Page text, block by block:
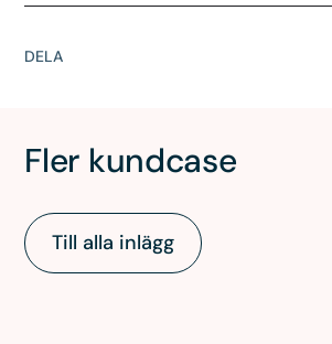
DELA
Fler kundcase
Till alla inlägg